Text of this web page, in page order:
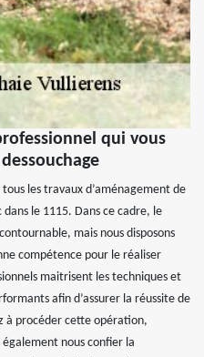
qui vous
les travaux d’aménagement de
le 1115. Dans ce cadre, le
mais nous disposons
compétence pour le réaliser
maitrisent les techniques et
afin d’assurer la réussite de
à procéder cette opération,
également nous confier la